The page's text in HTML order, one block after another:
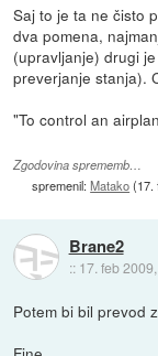
Saj to je ta ne čisto
dva pomena,
(upravljanje) drugi
preverjanje stanja).
"To control an
Zgodovina sprememb…
spremenil:Matako(17.
Brane2
:: 17. feb
Potem bi bil prevod